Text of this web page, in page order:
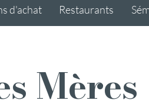
d'achat Restaurants
Mères